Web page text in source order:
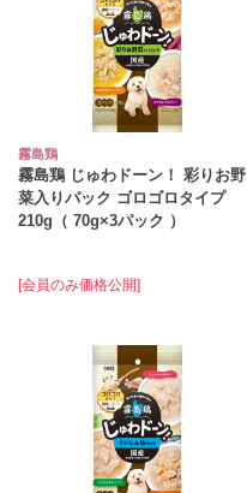
霧島鶏
霧島鶏 じゅわドーン！ 彩りお野
菜入りパック ゴロゴロタイプ
210g（ 70g×3パック ）
[会員のみ価格公開]